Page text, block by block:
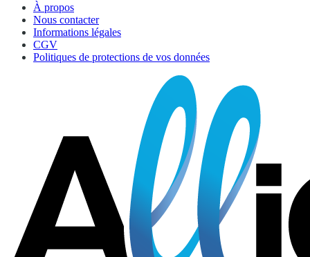
À propos
Nous contacter
Informations légales
CGV
Politiques de protections de vos données